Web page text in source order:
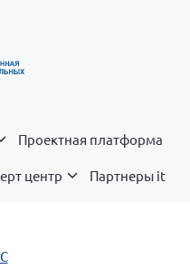
Проектная платформа
центр Партнеры it